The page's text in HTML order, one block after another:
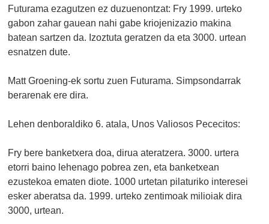
Futurama ezagutzen ez duzuenontzat: Fry 1999. urteko
gabon zahar gauean nahi gabe kriojenizazio makina
batean sartzen da. Izoztuta geratzen da eta 3000. urtean
esnatzen dute.
Matt Groening-ek sortu zuen Futurama. Simpsondarrak
berarenak ere dira.
Lehen denboraldiko 6. atala, Unos Valiosos Pececitos:
Fry bere banketxera doa, dirua ateratzera. 3000. urtera
etorri baino lehenago pobrea zen, eta banketxean
ezustekoa ematen diote. 1000 urtetan pilaturiko interesei
esker aberatsa da. 1999. urteko zentimoak milioiak dira
3000, urtean.